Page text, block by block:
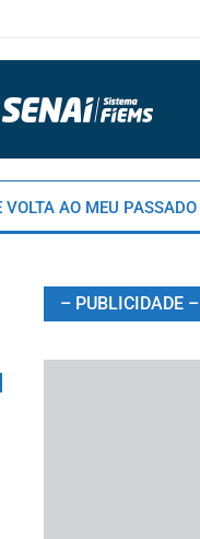
VOLTA AO MEU PASSADO
– PUBLICIDADE –